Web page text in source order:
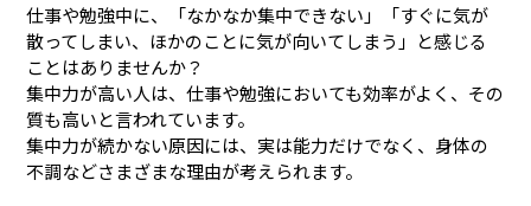
仕事や勉強中に、「なかなか集中できない」「すぐに気が
散ってしまい、ほかのことに気が向いてしまう」と感じる
ことはありませんか？
集中力が高い人は、仕事や勉強においても効率がよく、その
質も高いと言われています。
集中力が続かない原因には、実は能力だけでなく、身体の
不調などさまざまな理由が考えられます。